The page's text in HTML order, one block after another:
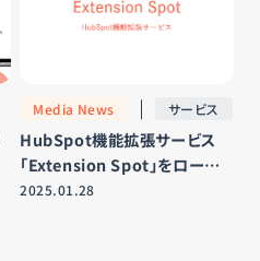
Media News サービス
HubSpot機能拡張サービス
「Extension Spot」をローン
チ
2025.01.28